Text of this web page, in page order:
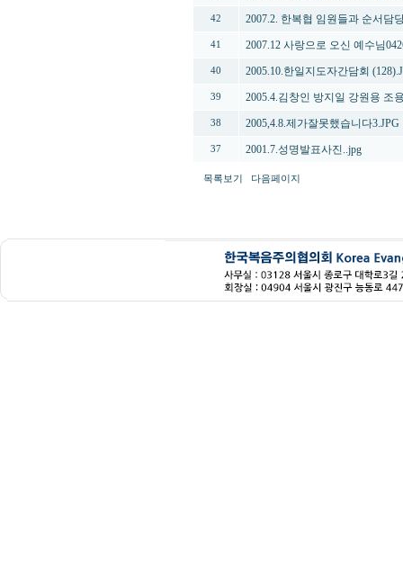
42 2007.2. 한복협 임원들과 순서담
41 2007.12 사랑으로 오신 예수님
40 2005.10.한일지도자간담회
39 2005.4.김창인 방지일 강원용 조
38 2005,4.8.제가잘못했습니다3.JPG
37 2001.7.성명발표사진..jpg
목록보기 다음페이지